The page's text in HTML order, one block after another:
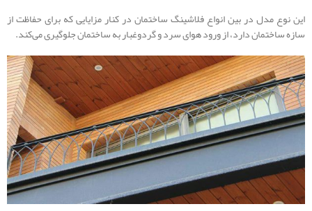
این نوع مدل در بین انواع فلاشینگ ساختمان در کنار مزایایی که برای حفاظت از
سازه ساختمان دارد، از ورود هوای سرد و گردوغبار به ساختمان جلوگیری می‌کند.